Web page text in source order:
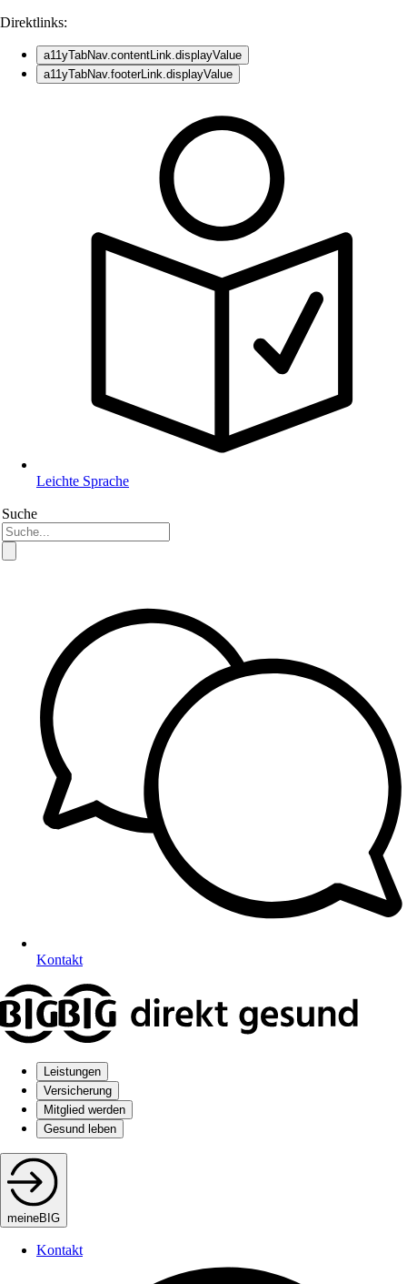
Direktlinks:
a11yTabNav.contentLink.displayValue
a11yTabNav.footerLink.displayValue
Leichte Sprache
Suche
Kontakt
Leistungen
Versicherung
Mitglied werden
Gesund leben
meineBIG
Kontakt